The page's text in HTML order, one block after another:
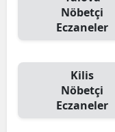
Nöbetçi
Eczaneler
Kilis
Nöbetçi
Eczaneler